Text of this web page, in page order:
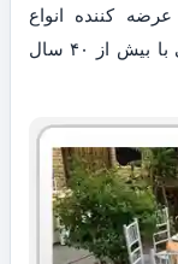
عرضه کننده انواع
ظروف کرایه و کرایه ظروف و اجاره صندلی با بیش از ۴۰ سال